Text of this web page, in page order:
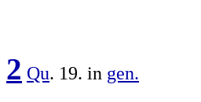
2 Qu. 19. in gen.